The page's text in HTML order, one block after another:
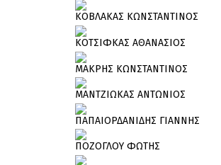
ΚΟΒΛΑΚΑΣ ΚΩΝΣΤΑΝΤΙΝΟΣ
ΚΟΤΣΙΦΚΑΣ ΑΘΑΝΑΣΙΟΣ
ΜΑΚΡΗΣ ΚΩΝΣΤΑΝΤΙΝΟΣ
ΜΑΝΤΖΙΩΚΑΣ ΑΝΤΩΝΙΟΣ
ΠΑΠΑΙΟΡΔΑΝΙΔΗΣ ΓΙΑΝΝΗΣ
ΠΟΖΟΓΛΟΥ ΦΩΤΗΣ